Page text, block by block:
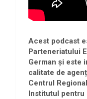
Acest podcast
Parteneriatului
German și este
calitate de
Centrul
Institutul pentru